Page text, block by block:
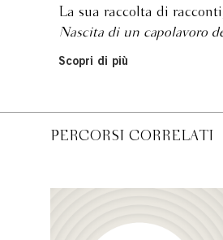
La sua raccolta di
Nascita di un capolavoro
Scopri di più
PERCORSI CORRELATI